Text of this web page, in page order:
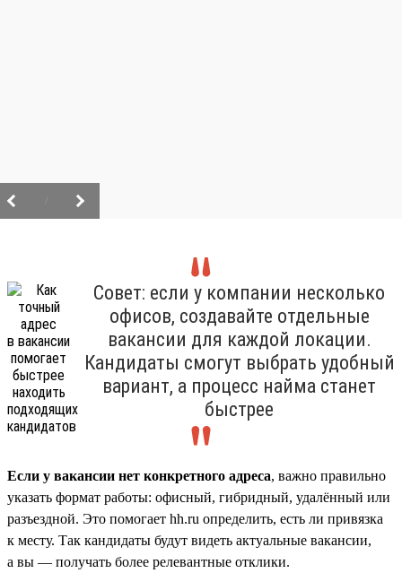
Совет: если у компании несколько
офисов, создавайте отдельные
вакансии для каждой локации.
Кандидаты смогут выбрать удобный
вариант, а процесс найма станет
быстрее
Если у вакансии нет конкретного адреса, важно правильно
указать формат работы: офисный, гибридный, удалённый или
разъездной. Это помогает hh.ru определить, есть ли привязка
к месту. Так кандидаты будут видеть актуальные вакансии,
а вы — получать более релевантные отклики.